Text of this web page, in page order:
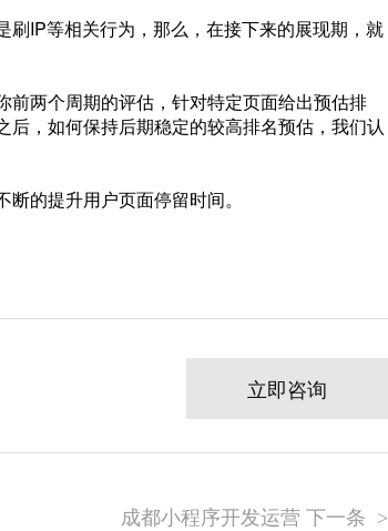
IP等相关行为，那么，在接下来的展现期，就
两个周期的评估，针对特定页面给出预估排
，如何保持后期稳定的较高排名预估，我们认
的提升用户页面停留时间。
立即咨询
成都小程序开发运营 下一条 >